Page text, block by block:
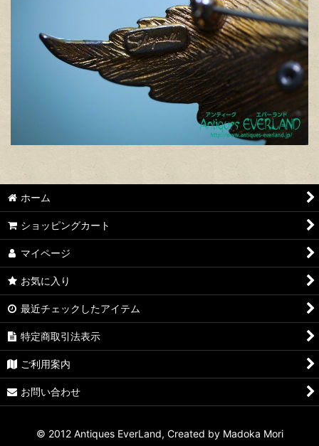
ホーム
ショッピングカート
マイページ
お気に入り
最近チェックしたアイテム
特定商取引法表示
ご利用案内
お問い合わせ
© 2012 Antiques EverLand, Created by Madoka Mori